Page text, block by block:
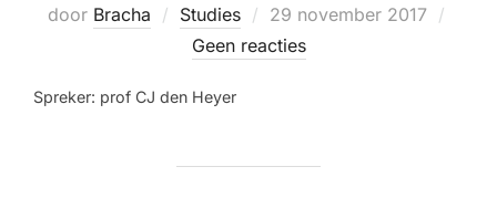
door Bracha Studies
29 november 2017
Geen reacties
Spreker: prof CJ den Heyer